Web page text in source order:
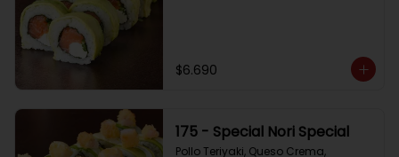
$6.690
175 - Special Nori Special
Pollo Teriyaki, Queso Crema,